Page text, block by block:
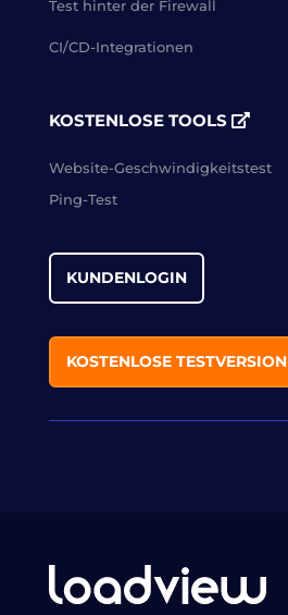
Test hinter der Firewall
CI/CD-Integrationen
KOSTENLOSE TOOLS
Website-Geschwindigkeitstest
Ping-Test
KUNDENLOGIN
KOSTENLOSE TESTVERSION